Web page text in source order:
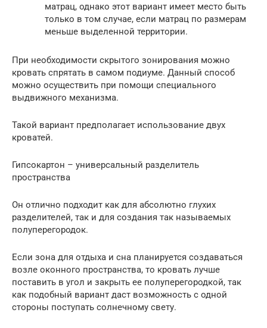
матрац, однако этот вариант имеет место быть
только в том случае, если матрац по размерам
меньше выделенной территории.
При необходимости скрытого зонирования можно
кровать спрятать в самом подиуме. Данный способ
можно осуществить при помощи специального
выдвижного механизма.
Такой вариант предполагает использование двух
кроватей.
Гипсокартон – универсальный разделитель
пространства
Он отлично подходит как для абсолютно глухих
разделителей, так и для создания так называемых
полуперегородок.
Если зона для отдыха и сна планируется создаваться
возле оконного пространства, то кровать лучше
поставить в угол и закрыть ее полуперегородкой, так
как подобный вариант даст возможность с одной
стороны поступать солнечному свету.